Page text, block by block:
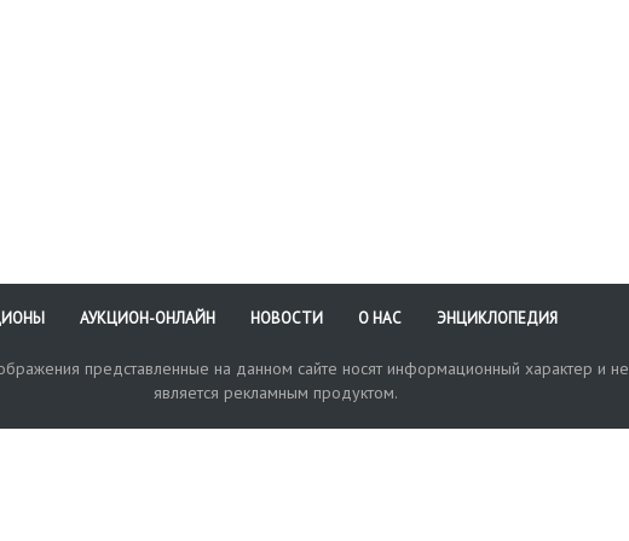
АУКЦИОН-ОНЛАЙН НОВОСТИ О НАС ЭНЦИКЛОПЕДИЯ
представленные на данном сайте носят информационный характер и не
является рекламным продуктом.